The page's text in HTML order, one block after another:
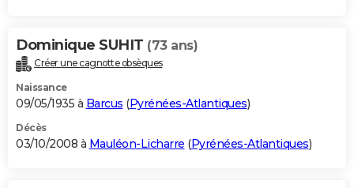
Dominique SUHIT (73 ans)
Créer une cagnotte obsèques
Naissance
09/05/1935 à Barcus (Pyrénées-Atlantiques)
Décès
03/10/2008 à Mauléon-Licharre (Pyrénées-Atlantiques)